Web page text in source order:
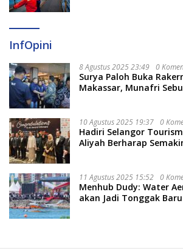
InfOpini
8 Agustus 2025 23:49 0
Surya Paloh Buka
Makassar, Munafri
10 Agustus 2025 19:37 0
Hadiri Selangor
Aliyah Berharap
11 Agustus 2025 15:52 0
Menhub Dudy: Water
akan Jadi Tonggak